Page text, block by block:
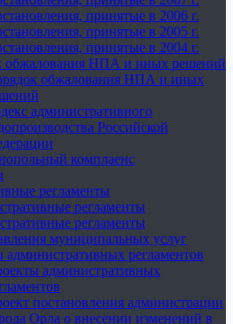
принятые в 2006 г.
принятые в 2005 г.
принятые в 2004 г.
обжалования НПА и иных решений
обжалования НПА и иных
административного
Российской
комплаенс
регламенты
регламенты
регламенты
муниципальных услуг
административных регламентов
административных
постановления администрации
Орла о внесении изменений в